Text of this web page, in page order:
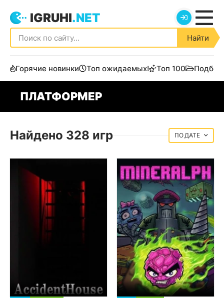
IGRUHI.NET
Найти
Горячие новинки Топ ожидаемых! Топ 100
ПЛАТФОРМЕР
Найдено 328 игр ДАТЕ